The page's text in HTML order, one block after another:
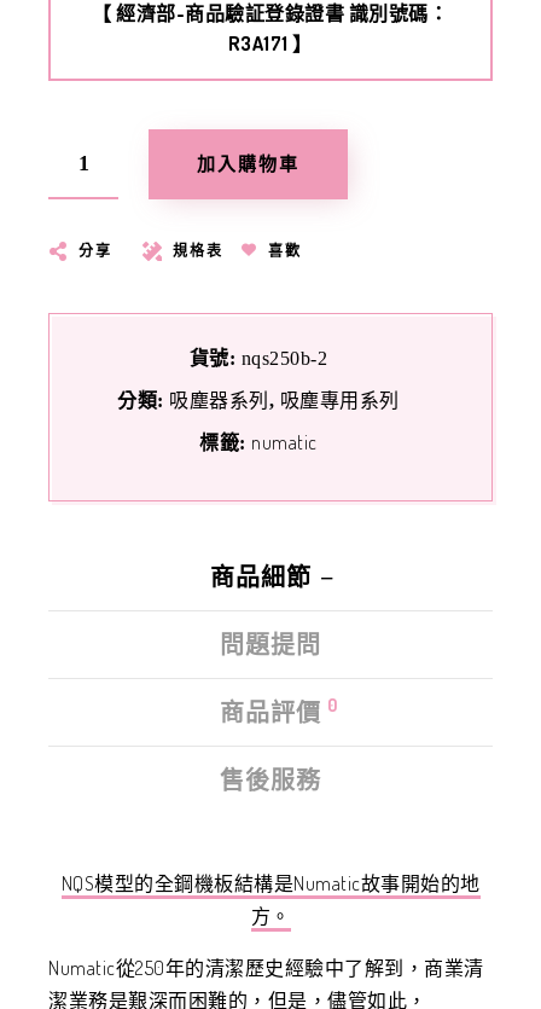
【 經濟部-商品驗証登錄證書 識別號碼：
R3A171 】
加入購物車
分享 規格表 喜歡
貨號: nqs250b-2
分類: 吸塵器系列 , 吸塵專用系列
標籤: numatic
商品細節
問題提問
商品評價 0
售後服務
NQS模型的全鋼機板結構是Numatic故事開始的地
方。
Numatic從250年的清潔歷史經驗中了解到，商業清
潔業務是艱深而困難的，但是，儘管如此，